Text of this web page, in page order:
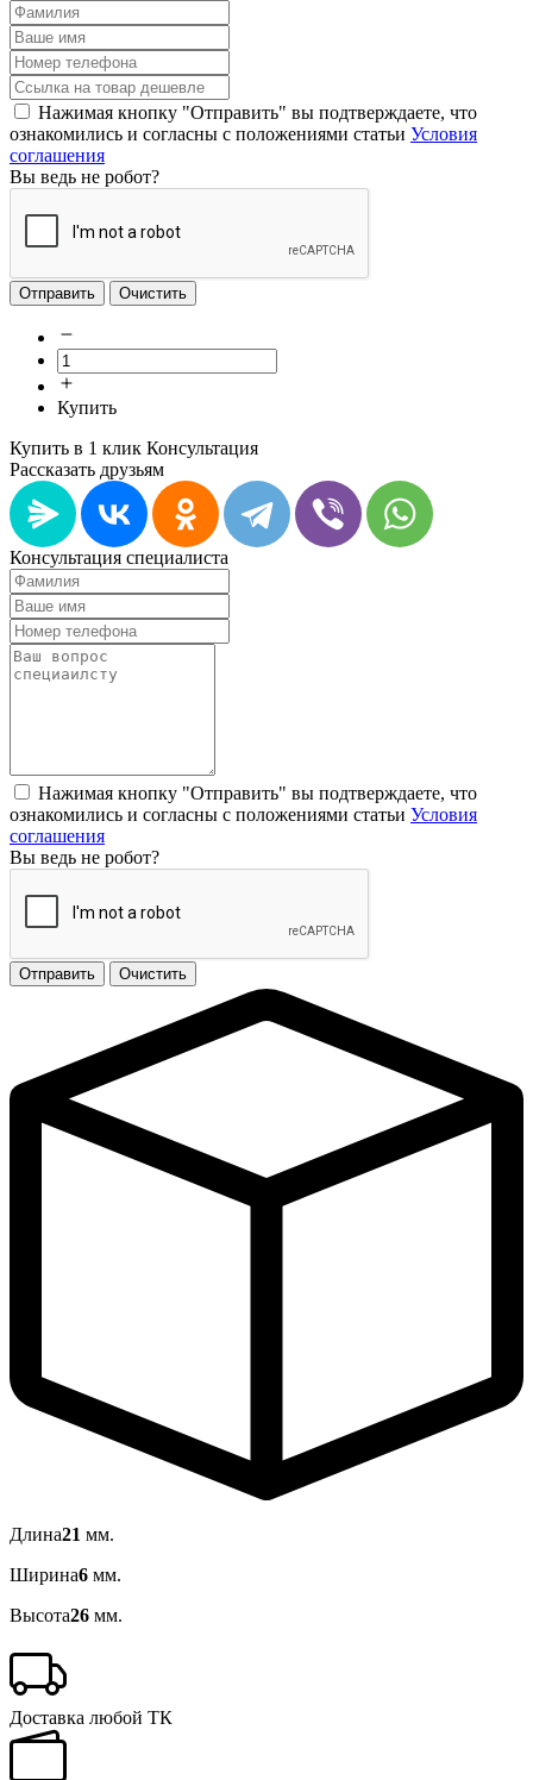
Нажимая кнопку "Отправить" вы подтверждаете, что
ознакомились и согласны с положениями статьи Условия
соглашения
Вы ведь не робот?
Отправить Очистить
Купить
Купить в 1 клик Консультация
Рассказать друзьям
Консультация специалиста
Нажимая кнопку "Отправить" вы подтверждаете, что
ознакомились и согласны с положениями статьи Условия
соглашения
Вы ведь не робот?
Отправить Очистить
Длина21 мм.
Ширина6 мм.
Высота26 мм.
Доставка любой ТК